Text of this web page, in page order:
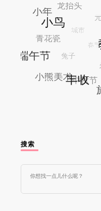
搜索
么